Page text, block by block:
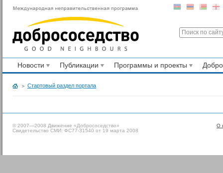
Новости Публикации Программы и проекты
Стартовый раздел портала
О
© 2007—2008 Движение «Добрососедство»
Свидетельство СМИ: ФС77-31540 от 19 марта 2008